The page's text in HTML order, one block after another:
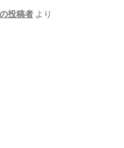
投稿者より